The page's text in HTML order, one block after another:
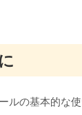
ルの基本的な